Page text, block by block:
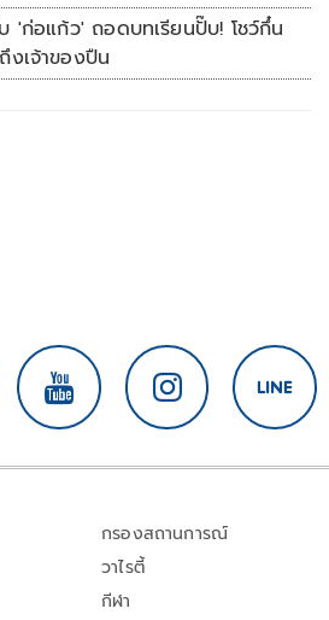
'ก่อแก้ว' ถอดบทเรียนปั๊บ! โชว์กึ๋น
งเจ้าของปืน
กรองสถานการณ์
วาไรตี้
กีฬา